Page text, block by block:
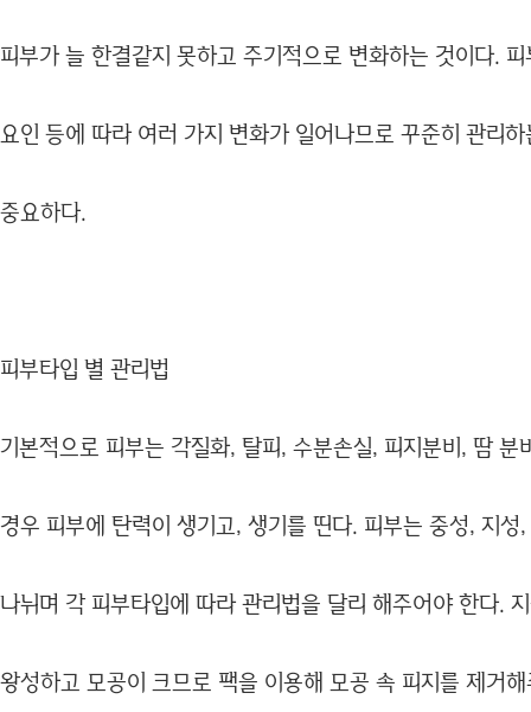
피부가 늘 한결같지 못하고 주기적으로 변화하는 것이다.
요인 등에 따라 여러 가지 변화가 일어나므로 꾸준히 관리
중요하다.
피부타입 별 관리법
기본적으로 피부는 각질화, 탈피, 수분손실, 피지분비, 땀 분
경우 피부에 탄력이 생기고, 생기를 띤다. 피부는 중성, 지
나뉘며 각 피부타입에 따라 관리법을 달리 해주어야 한다.
왕성하고 모공이 크므로 팩을 이용해 모공 속 피지를 제거